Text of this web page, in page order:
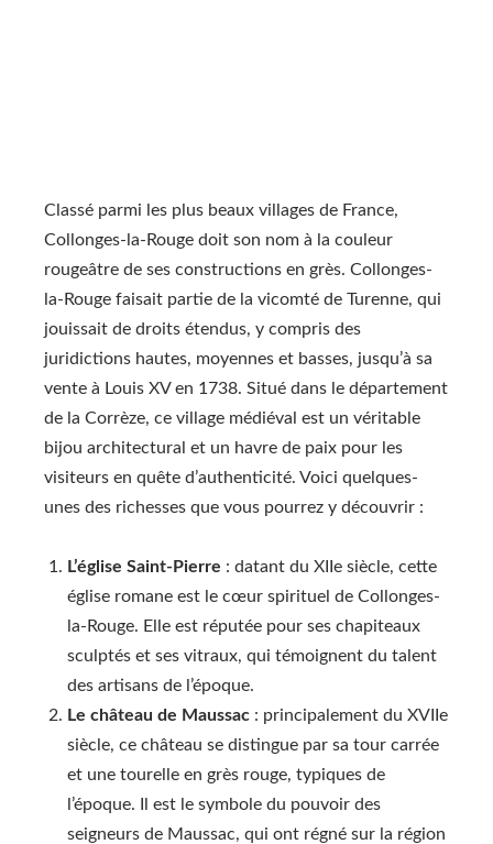
Classé parmi les plus beaux villages de France,
Collonges-la-Rouge doit son nom à la couleur
rougeâtre de ses constructions en grès. Collonges-
la-Rouge faisait partie de la vicomté de Turenne, qui
jouissait de droits étendus, y compris des
juridictions hautes, moyennes et basses, jusqu’à sa
vente à Louis XV en 1738. Situé dans le département
de la Corrèze, ce village médiéval est un véritable
bijou architectural et un havre de paix pour les
visiteurs en quête d’authenticité. Voici quelques-
unes des richesses que vous pourrez y découvrir :
L’église Saint-Pierre : datant du XIIe siècle, cette
église romane est le cœur spirituel de Collonges-
la-Rouge. Elle est réputée pour ses chapiteaux
sculptés et ses vitraux, qui témoignent du talent
des artisans de l’époque.
Le château de Maussac : principalement du XVIIe
siècle, ce château se distingue par sa tour carrée
et une tourelle en grès rouge, typiques de
l’époque. Il est le symbole du pouvoir des
seigneurs de Maussac, qui ont régné sur la région